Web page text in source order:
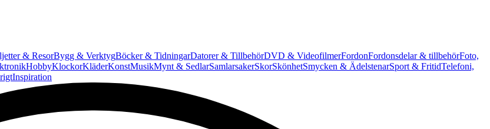
& ResorBygg & VerktygBöcker & TidningarDatorer & TillbehörDVD & VideofilmerFordonFordonsdelar & tillbehörFoto,
HobbyKlockorKläderKonstMusikMynt & SedlarSamlarsakerSkorSkönhetSmycken & ÄdelstenarSport & FritidTelefoni,
Inspiration